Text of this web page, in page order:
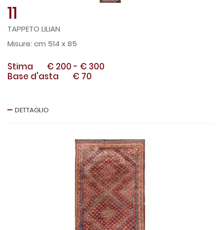
11
TAPPETO LILIAN
cm 514 x 85
Stima € 200 - € 300
Base d'asta
€ 70
DETTAGLIO